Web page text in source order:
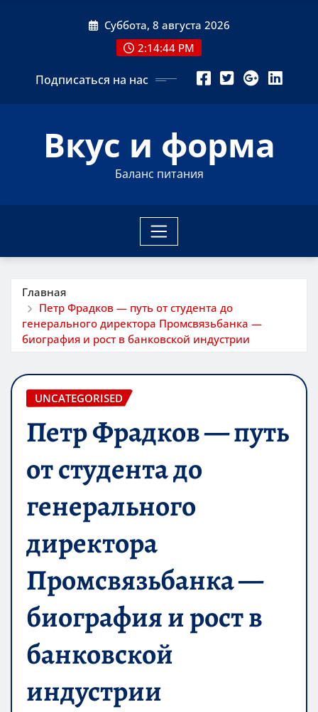
Суббота, 8 августа 2026
2:14:45 PM
Подписаться на нас
Вкус и форма
Баланс питания
Главная
Петр Фрадков — путь от студента до
генерального директора Промсвязьбанка —
биография и рост в банковской индустрии
UNCATEGORISED
Петр Фрадков — путь
от студента до
генерального
директора
Промсвязьбанка —
биография и рост в
банковской
индустрии